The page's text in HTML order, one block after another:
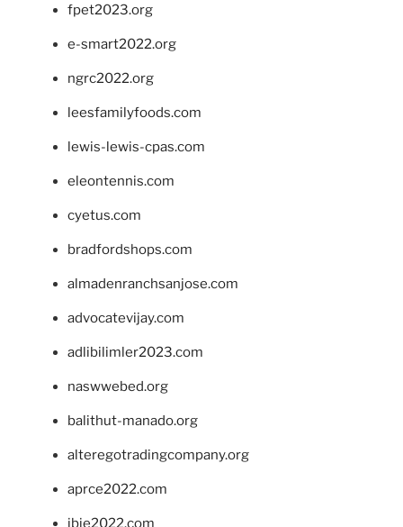
fpet2023.org
e-smart2022.org
ngrc2022.org
leesfamilyfoods.com
lewis-lewis-cpas.com
eleontennis.com
cyetus.com
bradfordshops.com
almadenranchsanjose.com
advocatevijay.com
adlibilimler2023.com
naswwebed.org
balithut-manado.org
alteregotradingcompany.org
aprce2022.com
ibie2022.com